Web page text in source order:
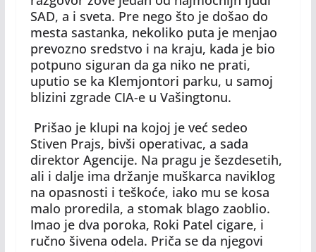
SAD, a i sveta. Pre nego što je došao do
mesta sastanka, nekoliko puta je menjao
prevozno sredstvo i na kraju, kada je bio
potpuno siguran da ga niko ne prati,
uputio se ka Klemjontori parku, u samoj
blizini zgrade CIA-e u Vašingtonu.
Prišao je klupi na kojoj je već sedeo
Stiven Prajs, bivši operativac, a sada
direktor Agencije. Na pragu je šezdesetih,
ali i dalje ima držanje muškarca naviklog
na opasnosti i teškoće, iako mu se kosa
malo proredila, a stomak blago zaoblio.
Imao je dva poroka, Roki Patel cigare, i
ručno šivena odela. Priča se da njegovi